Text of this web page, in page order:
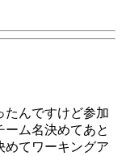
たんですけど参加
ーム名決めてあと
めてワーキングア